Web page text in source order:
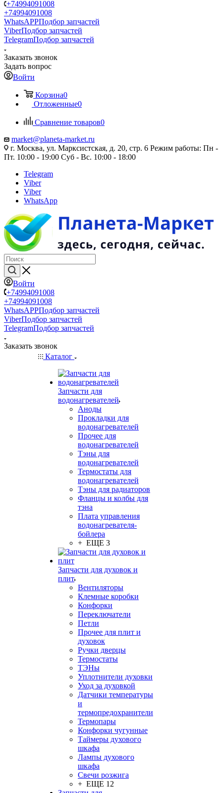
+74994091008
+74994091008
WhatsAPPПодбор запчастей
ViberПодбор запчастей
TelegramПодбор запчастей
Заказать звонок
Задать вопрос
Войти
Корзина0
Отложенные0
Сравнение товаров0
market@planeta-market.ru
г. Москва, ул. Марксистская, д. 20, стр. 6 Режим работы: Пн -
Пт. 10:00 - 19:00 Суб - Вс. 10:00 - 18:00
Telegram
Viber
Viber
WhatsApp
Войти
+74994091008
+74994091008
WhatsAPPПодбор запчастей
ViberПодбор запчастей
TelegramПодбор запчастей
Заказать звонок
Каталог
Запчасти для
водонагревателей
Аноды
Прокладки для
водонагревателей
Прочее для
водонагревателей
Тэны для
водонагревателей
Термостаты для
водонагревателей
Тэны для радиаторов
Фланцы и колбы для
тэна
Плата управления
водонагревателя-
бойлера
+ ЕЩЕ 3
Запчасти для духовок и
плит
Вентиляторы
Клемные коробки
Конфорки
Переключатели
Петли
Прочее для плит и
духовок
Ручки дверцы
Термостаты
ТЭНы
Уплотнители духовки
Уход за духовкой
Датчики температуры
и
термопредохранители
Термопары
Конфорки чугунные
Таймеры духового
шкафа
Лампы духового
шкафа
Свечи розжига
+ ЕЩЕ 12